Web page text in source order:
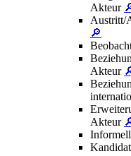
Akteur
Austritt/
🔎
Akteur
Akteur